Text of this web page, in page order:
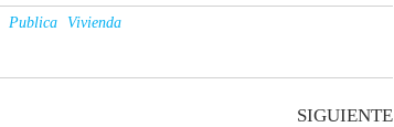
Publica Vivienda
SIGUIENTE